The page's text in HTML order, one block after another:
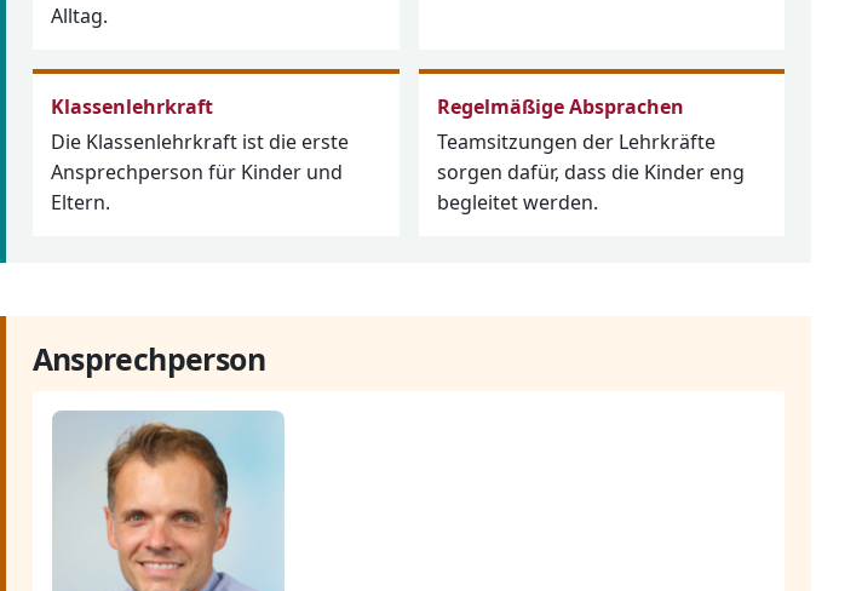
Alltag.
Klassenlehrkraft
Die Klassenlehrkraft ist die erste
Ansprechperson für Kinder und
Eltern.
Regelmäßige Absprachen
Teamsitzungen der Lehrkräfte
sorgen dafür, dass die Kinder eng
begleitet werden.
Ansprechperson